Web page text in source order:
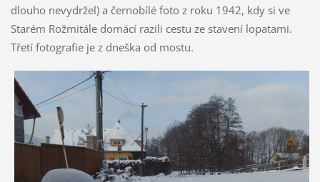
dlouho nevydržel) a černobílé foto z roku 1942, kdy si ve
Starém Rožmitále domácí razili cestu ze stavení lopatami.
Třetí fotografie je z dneška od mostu.